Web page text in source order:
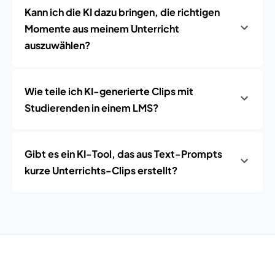
Kann ich die KI dazu bringen, die richtigen
Momente aus meinem Unterricht
auszuwählen?
Wie teile ich KI-generierte Clips mit
Studierenden in einem LMS?
Gibt es ein KI-Tool, das aus Text-Prompts
kurze Unterrichts-Clips erstellt?